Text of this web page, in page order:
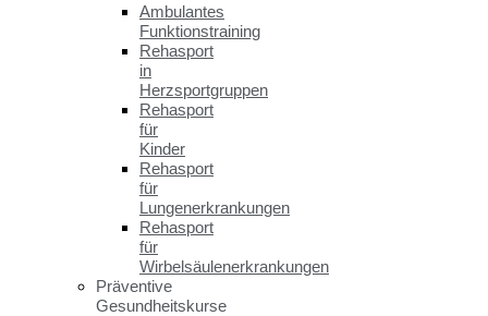
Ambulantes
Funktionstraining
Rehasport
in
Herzsportgruppen
Rehasport
für
Kinder
Rehasport
für
Lungenerkrankungen
Rehasport
für
Wirbelsäulenerkrankungen
Präventive
Gesundheitskurse